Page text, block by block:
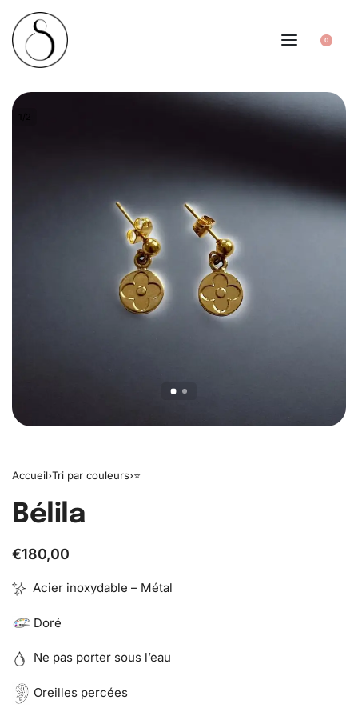
0
Accueil›Tri par couleurs›⭐️
Bélila
€180,00
Acier inoxydable – Métal
Doré
Ne pas porter sous l’eau
Oreilles percées